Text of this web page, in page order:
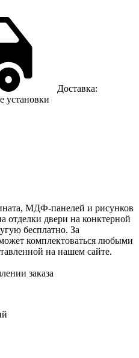
Доставка:
установки
МДФ-панелей и рисунков
двери на конктерной
бесплатно. За
комплектоваться любыми
на нашем сайте.
заказа